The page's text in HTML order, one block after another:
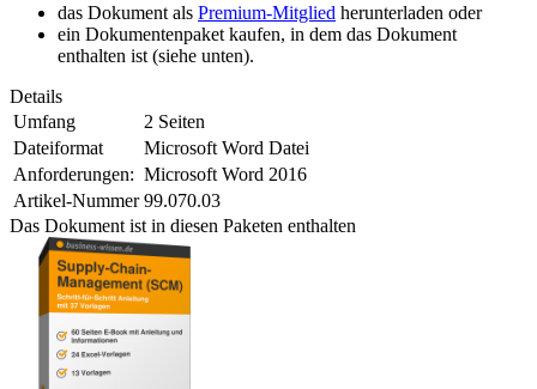
das Dokument als Premium-Mitglied herunterladen oder
ein Dokumentenpaket kaufen, in dem das Dokument
enthalten ist (siehe unten).
Details
Umfang
2 Seiten
Dateiformat
Microsoft Word Datei
Anforderungen: Microsoft Word 2016
Artikel-Nummer 99.070.03
Das Dokument ist in diesen Paketen enthalten